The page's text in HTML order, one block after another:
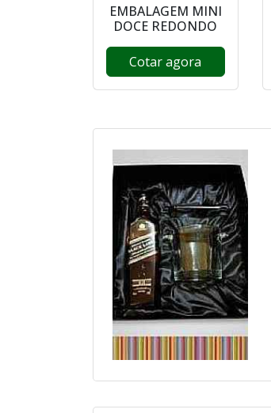
EMBALAGEM MINI
DOCE REDONDO
Cotar agora